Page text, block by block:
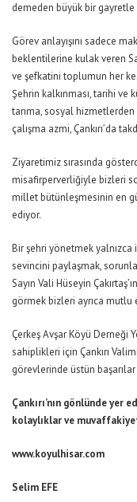
demeden büyük bir gayretle
Görev anlayışını sadece
beklentilerine kulak veren
ve şefkatini toplumun her
Şehrin kalkınması, tarihi
tarıma, sosyal
çalışma azmi, Çankırı’da
Ziyaretimiz sırasında
misafirperverliğiyle bizleri
millet bütünleşmesinin en
ediyor.
Bir şehri yönetmek yalnızca
sevincini paylaşmak,
Sayın Vali Hüseyin
görmek bizleri ayrıca mutlu
Çerkeş Avşar Köyü
sahiplikleri için Çankırı
görevlerinde üstün
Çankırı’nın gönlünde yer
kolaylıklar ve
www.koyulhisar.com
Selim EFE